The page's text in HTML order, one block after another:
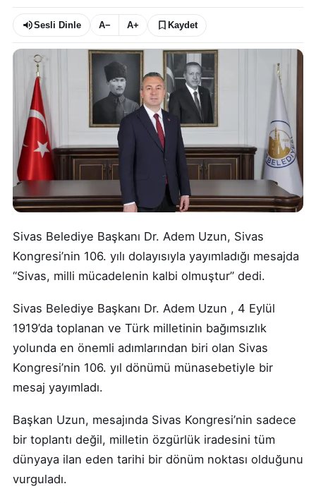
Sesli Dinle A− A+ Kaydet
Sivas Belediye Başkanı Dr. Adem Uzun, Sivas
Kongresi’nin 106. yılı dolayısıyla yayımladığı mesajda
“Sivas, milli mücadelenin kalbi olmuştur” dedi.
Sivas Belediye Başkanı Dr. Adem Uzun , 4 Eylül
1919’da toplanan ve Türk milletinin bağımsızlık
yolunda en önemli adımlarından biri olan Sivas
Kongresi’nin 106. yıl dönümü münasebetiyle bir
mesaj yayımladı.
Başkan Uzun, mesajında Sivas Kongresi’nin sadece
bir toplantı değil, milletin özgürlük iradesini tüm
dünyaya ilan eden tarihi bir dönüm noktası olduğunu
vurguladı.